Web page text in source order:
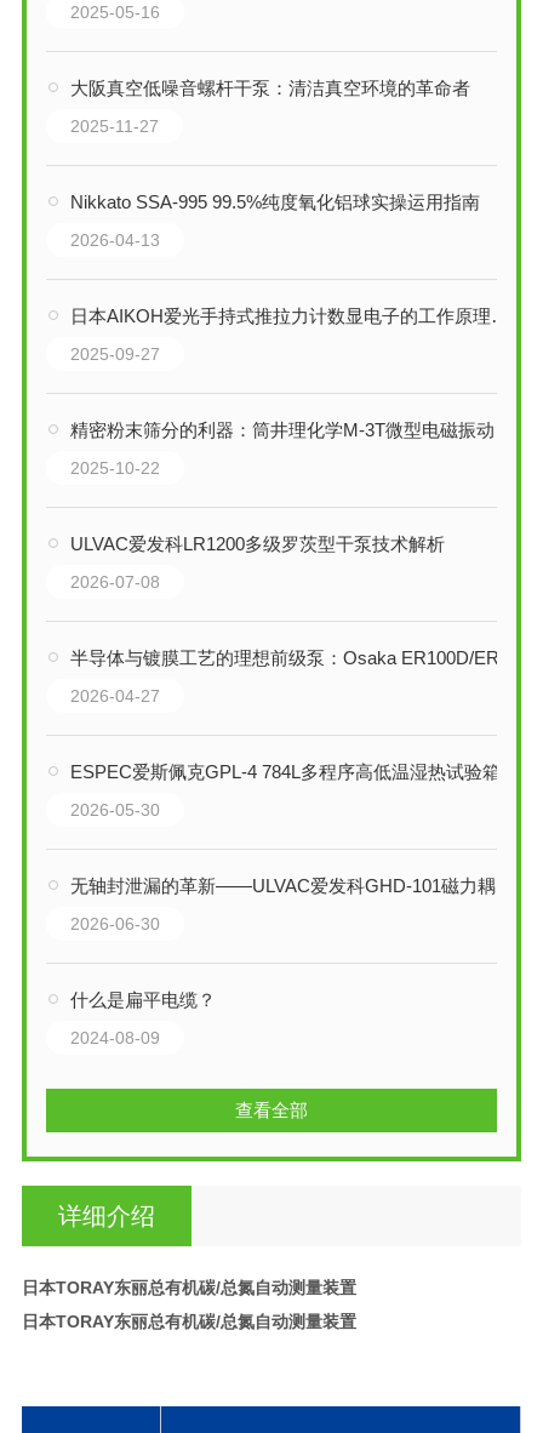
2025-05-16
大阪真空低噪音螺杆干泵：清洁真空环境的革命者
2025-11-27
Nikkato SSA-995 99.5%纯度氧化铝球实操运用指南
2026-04-13
日本AIKOH爱光手持式推拉力计数显电子的工作原理是什么
2025-09-27
精密粉末筛分的利器：筒井理化学M-3T微型电磁振动筛详解
2025-10-22
ULVAC爱发科LR1200多级罗茨型干泵技术解析
2026-07-08
半导体与镀膜工艺的理想前级泵：Osaka ER100D/ER100DC节能型多级罗茨干泵
2026-04-27
ESPEC爱斯佩克GPL-4 784L多程序高低温湿热试验箱技术综述
2026-05-30
无轴封泄漏的革新——ULVAC爱发科GHD-101磁力耦合油回转真空泵技术解析
2026-06-30
什么是扁平电缆？
2024-08-09
查看全部
详细介绍
日本TORAY东丽总有机碳/总氮自动测量装置
日本TORAY东丽总有机碳/总氮自动测量装置